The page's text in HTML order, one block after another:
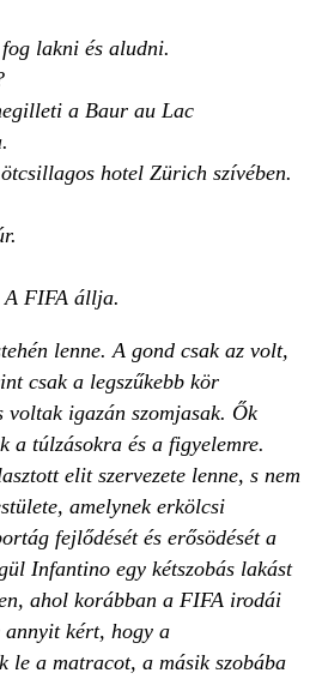
lakni és aludni.
a Baur au Lac
hotel Zürich szívében.
A FIFA állja.
lenne. A gond csak az volt,
csak a legszűkebb kör
voltak igazán szomjasak. Ők
a túlzásokra és a figyelemre.
elit szervezete lenne, s nem
amelynek erkölcsi
fejlődését és erősödését a
Infantino egy kétszobás lakást
ahol korábban a FIFA irodái
annyit kért, hogy a
le a matracot, a másik szobába